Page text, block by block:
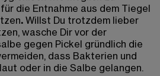
die Entnahme aus dem Tiegel
. Willst Du trotzdem lieber
wasche Dir vor der
gegen Pickel gründlich die
dass Bakterien und
oder in die Salbe gelangen.